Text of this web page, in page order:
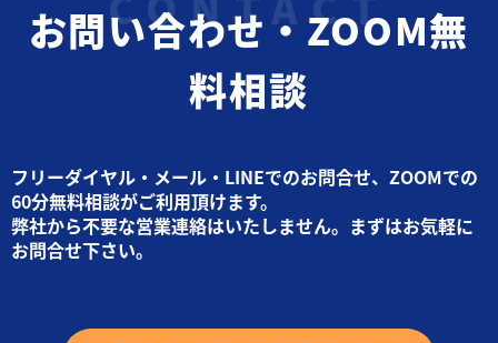
お問い合わせ・ZOOM無
料相談
フリーダイヤル・メール・LINEでのお問合せ、ZOOMでの
60分無料相談がご利用頂けます。
弊社から不要な営業連絡はいたしません。まずはお気軽に
お問合せ下さい。